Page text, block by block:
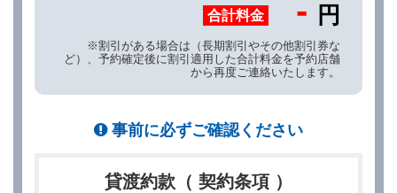
合計料金 - 円
※割引がある場合は（長期割引やその他割引券な
ど）、予約確定後に割引適用した合計料金を予約店舗
から再度ご連絡いたします。
事前に必ずご確認ください
貸渡約款（ 契約条項 ）